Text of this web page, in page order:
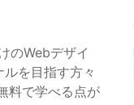
のWebデザイ
を目指す方々
料で学べる点が